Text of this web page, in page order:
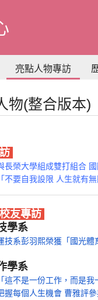
亮點人物專訪
物(整合版本)
長榮大學組成雙打組合
「不要自我設限 人生就有
友專訪
學系
技系彭羽熙榮獲「國光
學系
「這不是一份工作，而是
握每個人生機會 曹雅評